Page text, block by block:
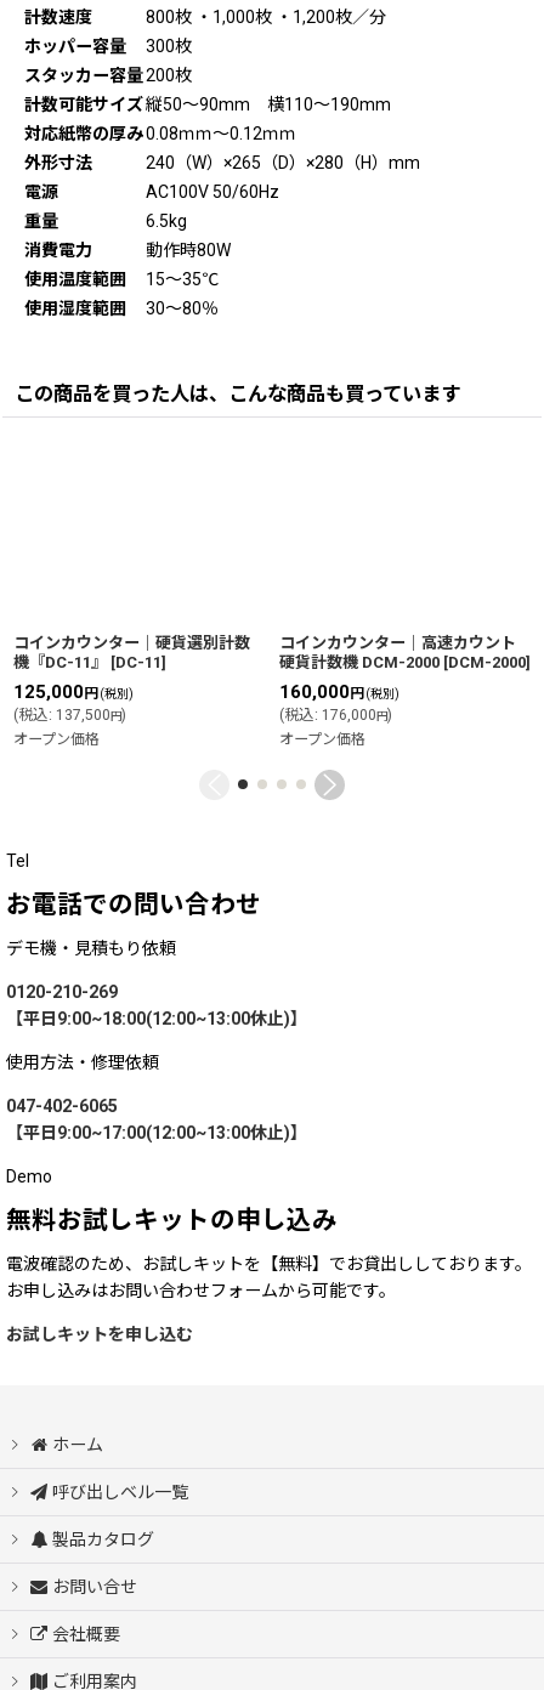
計数速度
800枚 ・1,000枚 ・1,200枚／分
ホッパー容量
300枚
スタッカー容量200枚
計数可能サイズ縦50〜90mm 横110〜190mm
対応紙幣の厚み0.08ｍｍ〜0.12ｍｍ
外形寸法
240（W）×265（D）×280（H）mm
電源
AC100V 50/60Hz
重量
6.5kg
消費電力
動作時80W
使用温度範囲
15〜35℃
使用湿度範囲
30〜80％
この商品を買った人は、こんな商品も買っています
コインカウンター｜硬貨選別計数
機『DC-11』
[DC-11]
125,000円(税別)
(税込: 137,500円)
オープン価格
コインカウンター｜高速カウント
硬貨計数機 DCM-2000 [DCM-2000]
160,000円(税別)
(税込: 176,000円)
オープン価格
Tel
お電話での問い合わせ
デモ機・見積もり依頼
0120-210-269
【平日9:00~18:00(12:00~13:00休止)】
使用方法・修理依頼
047-402-6065
【平日9:00~17:00(12:00~13:00休止)】
Demo
無料お試しキットの申し込み
電波確認のため、お試しキットを【無料】でお貸出ししております。
お申し込みはお問い合わせフォームから可能です。
お試しキットを申し込む
ホーム
呼び出しベル一覧
製品カタログ
お問い合せ
会社概要
ご利用案内